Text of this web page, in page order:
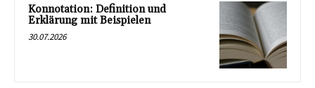
Konnotation: Definition und
Erklärung mit Beispielen
30.07.2026